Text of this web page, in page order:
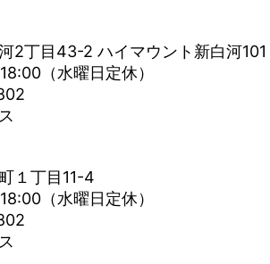
2丁目43-2 ハイマウント新白河101
（水曜日定休）
１丁目11-4
（水曜日定休）